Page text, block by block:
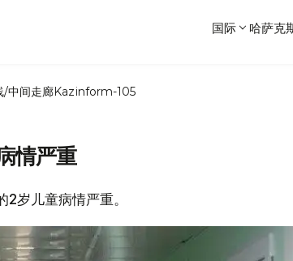
国际 哈萨克
/中间走廊Kazinform-105
情严重
岁儿童病情严重。